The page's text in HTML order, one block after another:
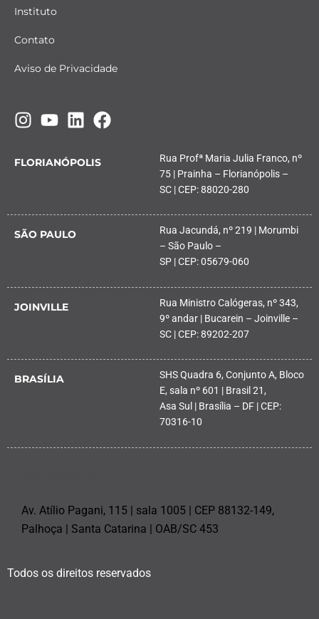
Instituto
Contato
Aviso de Privacidade
FLORIANÓPOLIS
Rua Profª Maria Julia Franco, nº
75 | Prainha – Florianópolis –
SC | CEP: 88020-280
SÃO PAULO
Rua Jacundá, nº 219 | Morumbi
– São Paulo –
SP | CEP: 05679-060
JOINVILLE
Rua Ministro Calógeras, nº 343,
9º andar | Bucarein – Joinville –
SC | CEP: 89202-207
BRASÍLIA
SHS Quadra 6, Conjunto A, Bloco
E, sala nº 601 | Brasil 21,
Asa Sul | Brasília – DF | CEP:
70316-10
Av. Atílio Pagani, 115 | sala 1005 | CEP 88132-149,
Palhoça | Santa Catarina | OAB/SC 453
Todos os direitos reservados